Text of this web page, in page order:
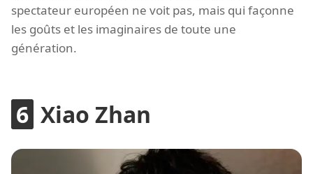
spectateur européen ne voit pas, mais qui façonne
les goûts et les imaginaires de toute une
génération.
Xiao Zhan